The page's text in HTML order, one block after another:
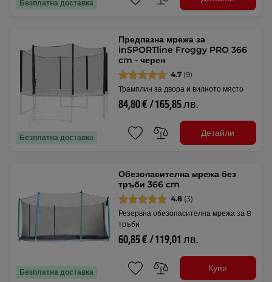
Безплатна доставка
Безплатна доставка
Предпазна мрежа за
inSPORTline Froggy PRO 366
cm - черен
4.7 (9)
Трамплин за двора и вилното място
84,80 € / 165,85 лв.
Детайли
Безплатна доставка
Обезопасителна мрежа без
тръби 366 cm
4.8 (3)
Резервна обезопасителна мрежа за 8
тръби
60,85 € / 119,01 лв.
Купи